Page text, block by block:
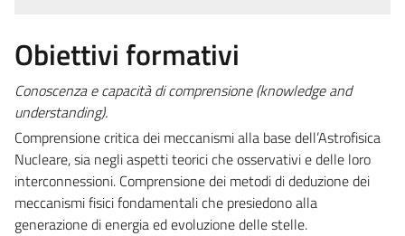
Obiettivi formativi
Conoscenza e capacità di comprensione (knowledge and
understanding).
Comprensione critica dei meccanismi alla base dell’Astrofisica
Nucleare, sia negli aspetti teorici che osservativi e delle loro
interconnessioni. Comprensione dei metodi di deduzione dei
meccanismi fisici fondamentali che presiedono alla
generazione di energia ed evoluzione delle stelle.